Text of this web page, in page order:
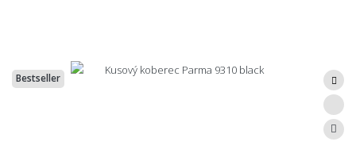
Bestseller